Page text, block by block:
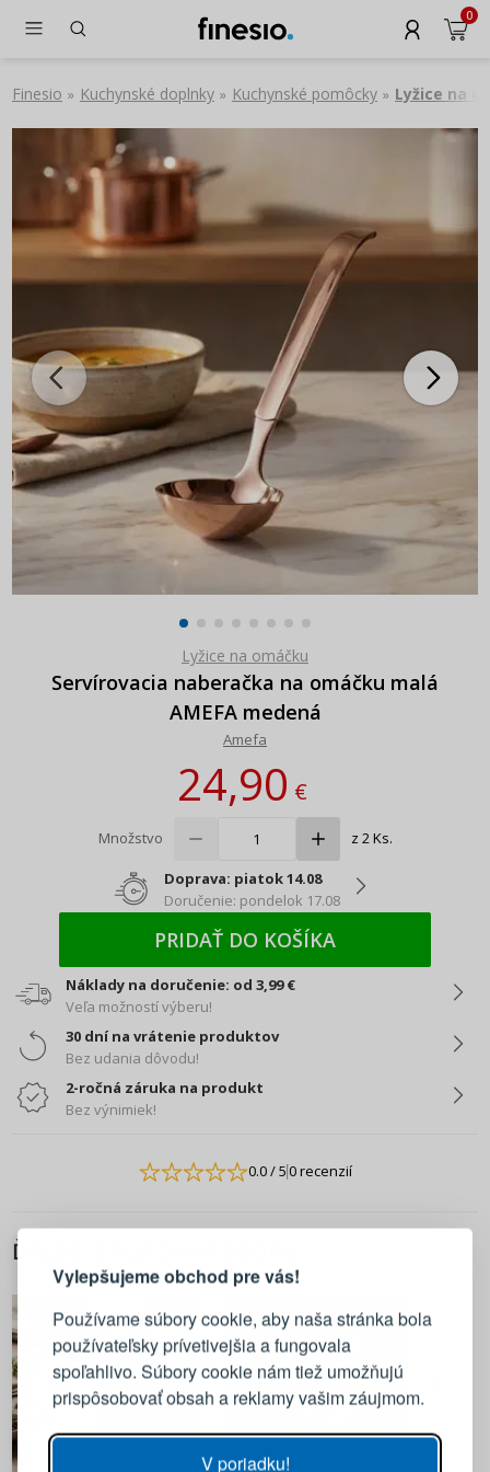
Vylepšujeme obchod pre vás!
Používame súbory cookie, aby naša stránka bola
používateľsky prívetivejšia a fungovala
spoľahlivo. Súbory cookie nám tiež umožňujú
prispôsobovať obsah a reklamy vašim záujmom.
V poriadku!
0
Finesio » Kuchynské doplnky » Kuchynské pomôcky » Lyžice na
Lyžice na omáčku
Servírovacia naberačka na omáčku malá
AMEFA medená
Amefa
24,90€
Množstvo z 2 Ks.
Doprava: piatok 14.08
Doručenie: pondelok 17.08
PRIDAŤ DO KOŠÍKA
Náklady na doručenie: od 3,99 €
Veľa možností výberu!
30 dní na vrátenie produktov
Bez udania dôvodu!
2-ročná záruka na produkt
Bez výnimiek!
0.0/ 50 recenzií
ĎALŠIE Z TEJTO KATEGÓRIE
Prihláste sa k svojmu účtu